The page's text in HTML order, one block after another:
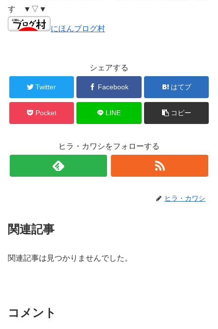
す ▼▽▼
にほんブログ村
シェアする
Twitter Facebook はてブ
Pocket LINE コピー
ヒラ・カワシをフォローする
ヒラ・カワシ
関連記事
関連記事は見つかりませんでした。
コメント